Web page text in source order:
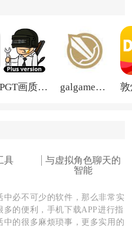
PGT画质助手旧版 galgame游戏盒子2026
具
与虚拟角色聊天的
智能
必不可少的软件，那么非常实
的便利，手机下载APP进行指
的很多麻烦琐事，更多实用的